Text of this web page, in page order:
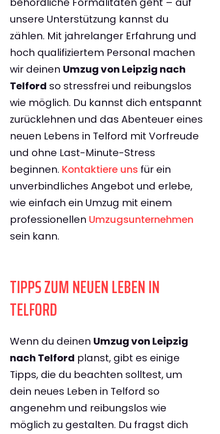
unsere Unterstützung kannst du
zählen. Mit jahrelanger Erfahrung und
hoch qualifiziertem Personal machen
wir deinen Umzug von Leipzig nach
Telford so stressfrei und reibungslos
wie möglich. Du kannst dich entspannt
zurücklehnen und das Abenteuer eines
neuen Lebens in Telford mit Vorfreude
und ohne Last-Minute-Stress
beginnen. Kontaktiere uns für ein
unverbindliches Angebot und erlebe,
wie einfach ein Umzug mit einem
professionellen Umzugsunternehmen
sein kann.
TIPPS ZUM NEUEN LEBEN IN
TELFORD
Wenn du deinen Umzug von Leipzig
nach Telford planst, gibt es einige
Tipps, die du beachten solltest, um
dein neues Leben in Telford so
angenehm und reibungslos wie
möglich zu gestalten. Du fragst dich